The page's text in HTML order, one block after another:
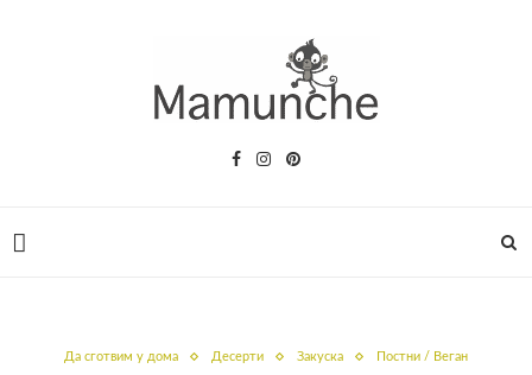
Да сготвим у дома Десерти Закуска Постни / Веган